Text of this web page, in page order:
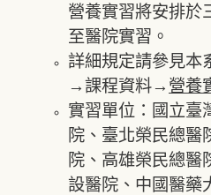
營養實習將安排於
至醫院實習。
詳細規定請參見
→課程資料→ 營養
實習單位：國立臺
院、臺北榮民總醫
院、高雄榮民總醫
設醫院、中國醫藥